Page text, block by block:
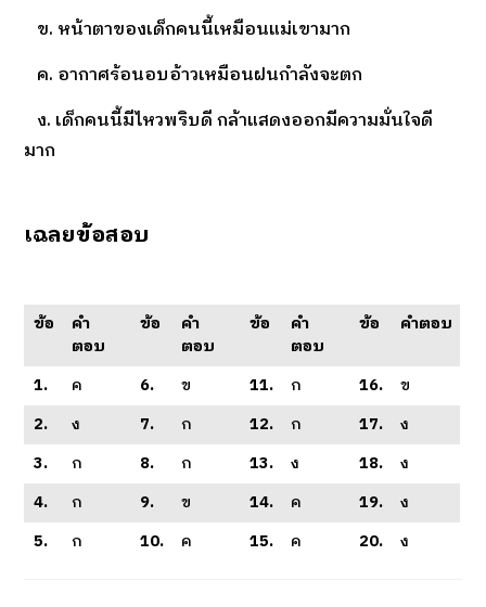
ข. หน้าตาของเด็กคนนี้เหมือนแม่เขามาก
ค. อากาศร้อนอบอ้าวเหมือนฝนกำลังจะตก
ง. เด็กคนนี้มีไหวพริบดี กล้าแสดงออกมีความมั่นใจดี
มาก
เฉลยข้อสอบ
ข้อ
คำ
ตอบ
ข้อ
คำ
ตอบ
ข้อ
คำ
ตอบ
ข้อ คำตอบ
1. ค 6. ข 11. ก 16.
ข
2.
ง 7. ก 12. ก 17.
ง
3.
ก 8. ก 13. ง 18.
ง
4.
ก 9. ข 14. ค 19.
ง
5.
ก 10. ค 15. ค 20. ง